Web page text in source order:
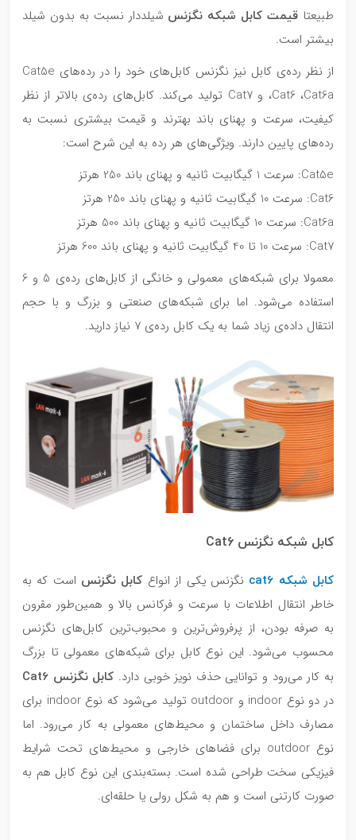
طبیعتا قیمت کابل شبکه نگزنس شیلددار نسبت به بدون شیلد
بیشتر است.
از نظر رده‌ی کابل نیز نگزنس کابل‌های خود را در رده‌های Cat5e
،Cat6 ،Cat6a و Cat7 تولید می‌کند. کابل‌های رده‌ی بالاتر از نظر
کیفیت، سرعت و پهنای باند بهترند و قیمت بیشتری نسبت به
رده‌های پایین دارند. ویژگی‌های هر رده به این شرح است:
Cat5e: سرعت 1 گیگابیت ثانیه و پهنای باند 250 هرتز
Cat6: سرعت 10 گیگابیت ثانیه و پهنای باند 250 هرتز
Cat6a: سرعت 10 گیگابیت ثانیه و پهنای باند 500 هرتز
Cat7: سرعت 10 تا 40 گیگابیت ثانیه و پهنای باند 600 هرتز
معمولا برای شبکه‌های معمولی و خانگی از کابل‌های رده‌ی 5 و 6
استفاده می‌شود. اما برای شبکه‌های صنعتی و بزرگ و با حجم
انتقال داده‌ی زیاد شما به یک کابل رده‌ی 7 نیاز دارید.
کابل شبکه نگزنس Cat6
کابل شبکه cat6 نگزنس یکی از انواع کابل نگزنس است که به
خاطر انتقال اطلاعات با سرعت و فرکانس بالا و همین‌طور مقرون
به صرفه بودن، از پرفروش‌ترین و محبوب‌ترین کابل‌های نگزنس
محسوب می‌شود. این نوع کابل برای شبکه‌های معمولی تا بزرگ
به کار می‌رود و توانایی حذف نویز خوبی دارد. کابل نگزنس Cat6
در دو نوع indoor و outdoor تولید می‌شود که نوع indoor برای
مصارف داخل ساختمان و محیط‌های معمولی به کار می‌رود. اما
نوع outdoor برای فضاهای خارجی و محیط‌های تحت شرایط
فیزیکی سخت طراحی شده است. بسته‌بندی این نوع کابل هم به
صورت کارتنی است و هم به شکل رولی یا حلقه‌ای.